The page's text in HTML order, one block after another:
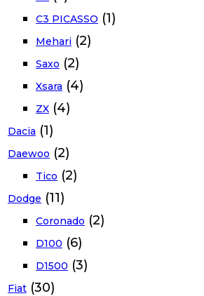
C3 PICASSO (1)
Mehari (2)
Saxo (2)
Xsara (4)
ZX (4)
Dacia (1)
Daewoo (2)
Tico (2)
Dodge (11)
Coronado (2)
D100 (6)
D1500 (3)
Fiat (30)